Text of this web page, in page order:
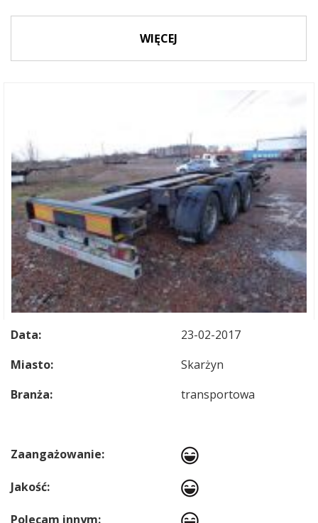
WIĘCEJ
Data:
23-02-2017
Miasto:
Skarżyn
Branża:
transportowa
Zaangażowanie:
Jakość:
Polecam innym: